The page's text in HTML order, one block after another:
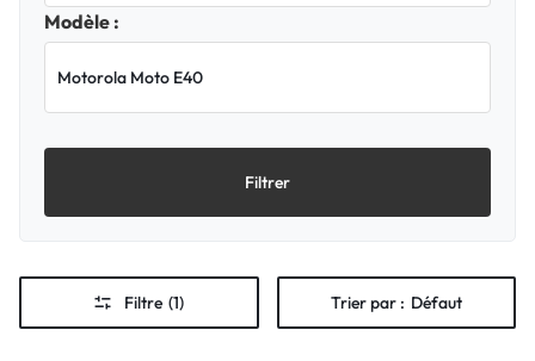
Modèle :
Filtrer
Filtre (1) Trier par : Défaut